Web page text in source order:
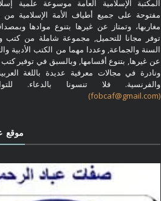
المكتبة الإسلامية العامة موسوعة علمية
مفتوحة على جميع أطياف الأمة الإسلامية من
مغاربها، وتمتاز عن غيرها بتنوع موادها
توفر مجانا للتحميل, مجموعة شاملة من كتب
السنة والجماعة, وعددا مهما من الكتب الأدبية
عن غيرها, بتنوع أقسامها, وبالسبق في توفير
ونادرة في مجالات معرفية عديدة باللغة
والفرنسية. فلا تنسونا بالدعاء.
(fobcaf@gmail.com)
موقع